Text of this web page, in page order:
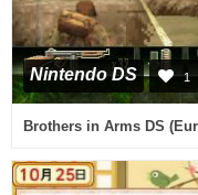
Nintendo DS 1